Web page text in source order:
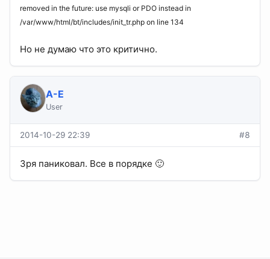
removed in the future: use mysqli or PDO instead in
/var/www/html/bt/includes/init_tr.php on line 134
Но не думаю что это критично.
A-E
User
2014-10-29 22:39 #8
Зря паниковал. Все в порядке 🙂